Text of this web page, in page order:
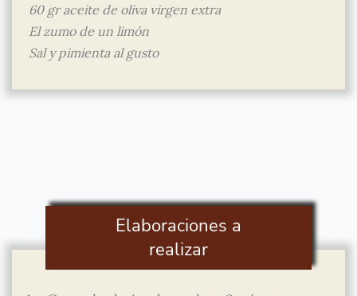
60 gr aceite de oliva virgen extra
El zumo de un limón
Sal y pimienta al gusto
Elaboraciones a
realizar